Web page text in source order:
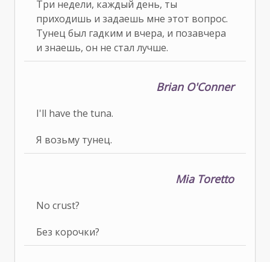
Три недели, каждый день, ты
приходишь и задаешь мне этот вопрос.
Тунец был гадким и вчера, и позавчера
и знаешь, он не стал лучше.
Brian O'Conner
I'll have the tuna.
Я возьму тунец.
Mia Toretto
No crust?
Без корочки?